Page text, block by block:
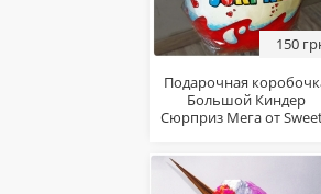
150
Подарочная
Большой Киндер
Сюрприз Мега от